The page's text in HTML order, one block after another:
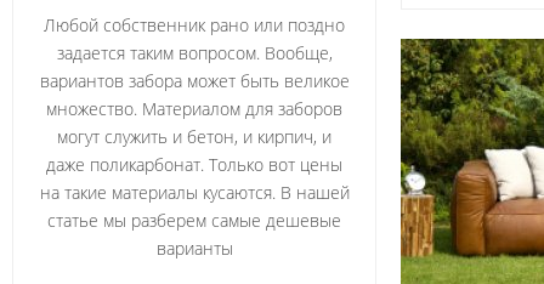
Любой собственник рано или поздно
задается таким вопросом. Вообще,
вариантов забора может быть великое
множество. Материалом для заборов
могут служить и бетон, и кирпич, и
даже поликарбонат. Только вот цены
на такие материалы кусаются. В нашей
статье мы разберем самые дешевые
варианты